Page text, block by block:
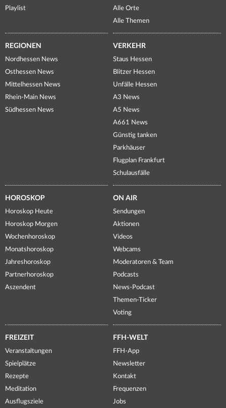
Playlist
Alle Orte
Alle Themen
REGIONEN
Nordhessen News
Osthessen News
Mittelhessen News
Rhein-Main News
Südhessen News
VERKEHR
Staus Hessen
Blitzer Hessen
Unfälle Hessen
A3 News
A5 News
A661 News
Günstig tanken
Parkhäuser
Flugplan Frankfurt
Schulausfälle
HOROSKOP
Horoskop Heute
Horoskop Morgen
Wochenhoroskop
Monatshoroskop
Jahreshoroskop
Partnerhoroskop
Aszendent
ON AIR
Sendungen
Aktionen
Videos
Webcams
Moderatoren & Team
Podcasts
News-Podcast
Themen-Ticker
Voting
FREIZEIT
Veranstaltungen
Spielplätze
Rezepte
Meditation
Ausflugsziele
FFH-WELT
FFH-App
Newsletter
Kontakt
Frequenzen
Jobs